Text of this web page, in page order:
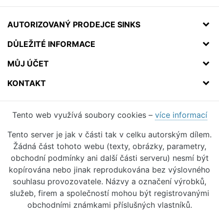
AUTORIZOVANÝ PRODEJCE SINKS
DŮLEŽITÉ INFORMACE
MŮJ ÚČET
KONTAKT
Tento web využívá soubory cookies – více informací
Tento server je jak v části tak v celku autorským dílem.
Žádná část tohoto webu (texty, obrázky, parametry,
obchodní podmínky ani další části serveru) nesmí být
kopírována nebo jinak reprodukována bez výslovného
souhlasu provozovatele. Názvy a označení výrobků,
služeb, firem a společností mohou být registrovanými
obchodními známkami příslušných vlastníků.